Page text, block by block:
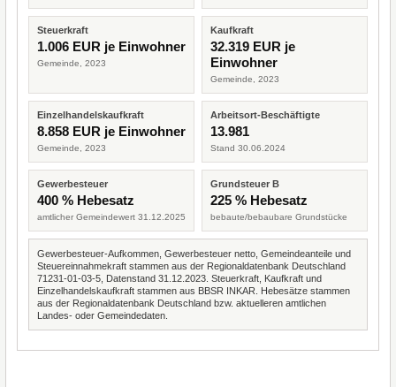
Steuerkraft
1.006 EUR je Einwohner
Gemeinde, 2023
Kaufkraft
32.319 EUR je
Einwohner
Gemeinde, 2023
Einzelhandelskaufkraft
8.858 EUR je Einwohner
Gemeinde, 2023
Arbeitsort-Beschäftigte
13.981
Stand 30.06.2024
Gewerbesteuer
400 % Hebesatz
amtlicher Gemeindewert 31.12.2025
Grundsteuer B
225 % Hebesatz
bebaute/bebaubare Grundstücke
Gewerbesteuer-Aufkommen, Gewerbesteuer netto, Gemeindeanteile und
Steuereinnahmekraft stammen aus der Regionaldatenbank Deutschland
71231-01-03-5, Datenstand 31.12.2023. Steuerkraft, Kaufkraft und
Einzelhandelskaufkraft stammen aus BBSR INKAR. Hebesätze stammen
aus der Regionaldatenbank Deutschland bzw. aktuelleren amtlichen
Landes- oder Gemeindedaten.